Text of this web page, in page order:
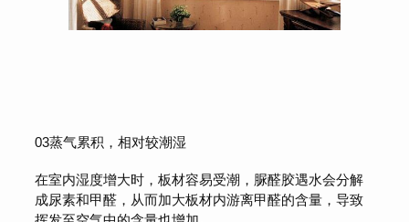
03蒸气累积，相对较潮湿
在室内湿度增大时，板材容易受潮，脲醛胶遇水会分解
成尿素和甲醛，从而加大板材内游离甲醛的含量，导致